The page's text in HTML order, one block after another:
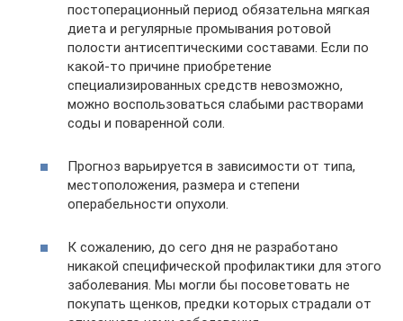
постоперационный период обязательна мягкая
диета и регулярные промывания ротовой
полости антисептическими составами. Если по
какой-то причине приобретение
специализированных средств невозможно,
можно воспользоваться слабыми растворами
соды и поваренной соли.
Прогноз варьируется в зависимости от типа,
местоположения, размера и степени
операбельности опухоли.
К сожалению, до сего дня не разработано
никакой специфической профилактики для этого
заболевания. Мы могли бы посоветовать не
покупать щенков, предки которых страдали от